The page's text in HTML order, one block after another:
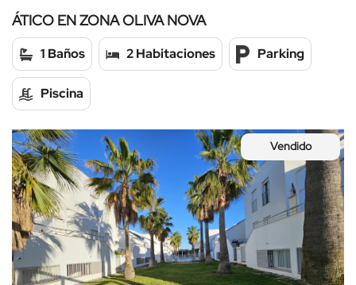
ÁTICO EN ZONA OLIVA NOVA
1 Baños 2 Habitaciones Parking
Piscina
Vendido